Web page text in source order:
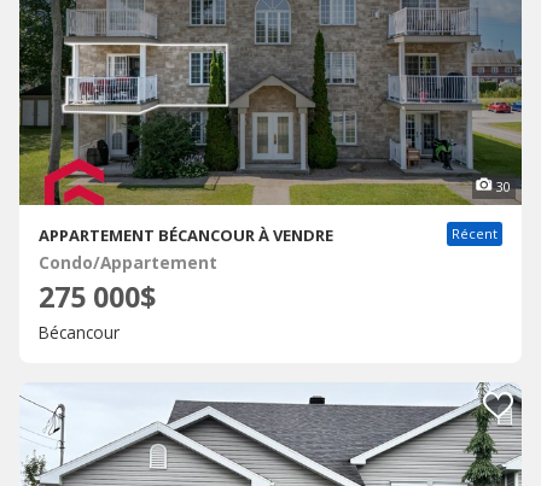
30
APPARTEMENT BÉCANCOUR À VENDRE Récent
Condo/Appartement
275 000$
Bécancour